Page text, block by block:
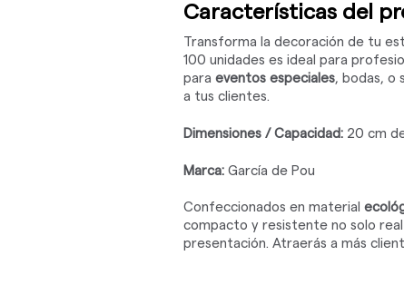
Características del
Transforma la decoración de tu
100 unidades es ideal para
para eventos especiales, bodas, o
a tus clientes.
Dimensiones / Capacidad:20 cm
Marca:García de Pou
Confeccionados en material
compacto y resistente no solo
presentación. Atraerás a más